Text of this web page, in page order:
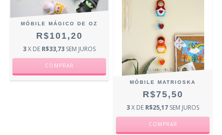
MÓBILE MÁGICO DE OZ
R$101,20
3X DE R$33,73 SEM JUROS
MÓBILE MATRIOSKA
R$75,50
3X DE R$25,17 SEM JUROS